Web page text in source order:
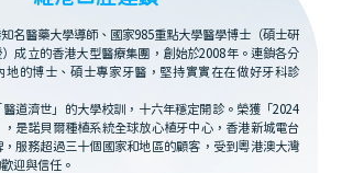
名醫藥大學導師、國家985重點大學醫學博士（碩士研
成立的香港大型醫療集團，創始於2008年。連鎖各分
地的博士、碩士專家牙醫，堅持實實在在做好牙科診
道濟世」的大學校訓，十六年穩定開診。榮獲「2024
是諾貝爾種植系統全球放心植牙中心，香港新城電台
服務超過三十個國家和地區的顧客，受到粵港澳大灣
迎與信任。